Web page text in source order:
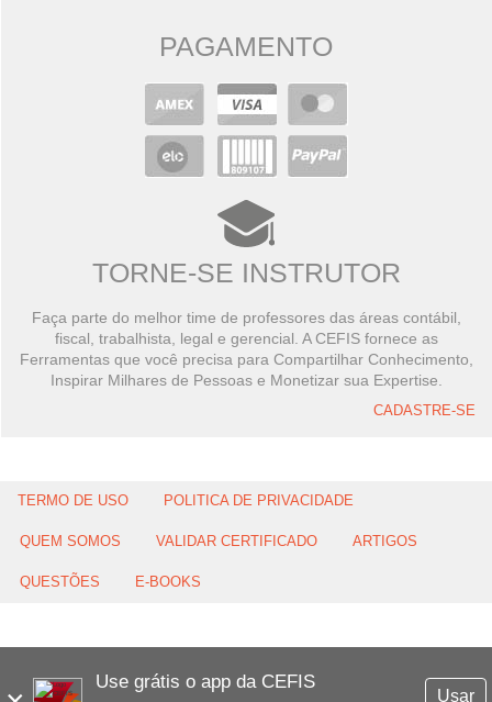
Use grátis o app da CEFIS
Usar
PAGAMENTO
TORNE-SE INSTRUTOR
Faça parte do melhor time de professores das áreas contábil,
fiscal, trabalhista, legal e gerencial. A CEFIS fornece as
Ferramentas que você precisa para Compartilhar Conhecimento,
Inspirar Milhares de Pessoas e Monetizar sua Expertise.
CADASTRE-SE
TERMO DE USO POLITICA DE PRIVACIDADE
QUEM SOMOS VALIDAR CERTIFICADO ARTIGOS
QUESTÕES E-BOOKS